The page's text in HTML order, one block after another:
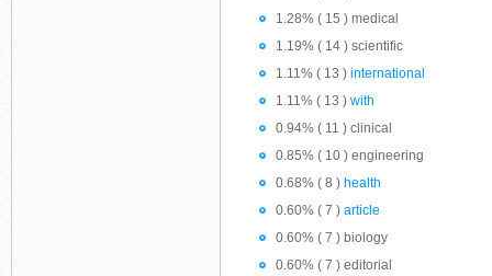
1.28% ( 15 ) medical
1.19% ( 14 ) scientific
1.11% ( 13 ) international
1.11% ( 13 ) with
0.94% ( 11 ) clinical
0.85% ( 10 ) engineering
0.68% ( 8 ) health
0.60% ( 7 ) article
0.60% ( 7 ) biology
0.60% ( 7 ) editorial